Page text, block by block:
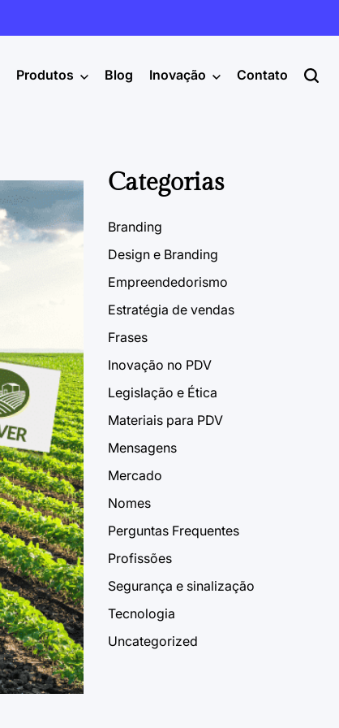
Produtos Blog Inovação Contato
Categorias
Branding
Design e Branding
Empreendedorismo
Estratégia de vendas
Frases
Inovação no PDV
Legislação e Ética
Materiais para PDV
Mensagens
Mercado
Nomes
Perguntas Frequentes
Profissões
Segurança e sinalização
Tecnologia
Uncategorized